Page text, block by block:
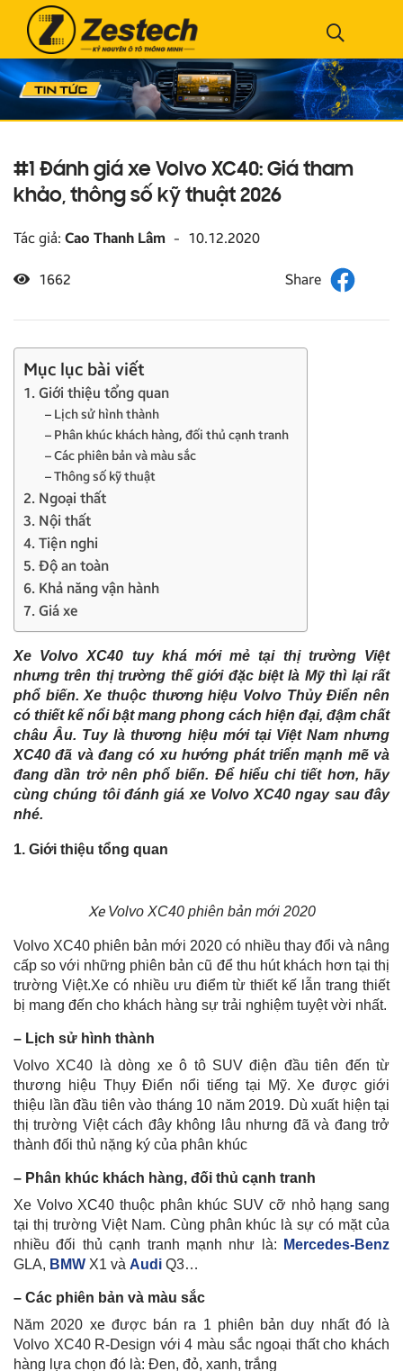
#1 Đánh giá xe Volvo XC40: Giá tham
khảo, thông số kỹ thuật 2026
Tác giả: Cao Thanh Lâm - 10.12.2020
1662
Mục lục bài viết
1. Giới thiệu tổng quan
– Lịch sử hình thành
– Phân khúc khách hàng, đối thủ cạnh tranh
– Các phiên bản và màu sắc
– Thông số kỹ thuật
2. Ngoại thất
3. Nội thất
4. Tiện nghi
5. Độ an toàn
6. Khả năng vận hành
7. Giá xe
Xe Volvo XC40 tuy khá mới mẻ tại thị trường Việt
nhưng trên thị trường thế giới đặc biệt là Mỹ thì lại rất
phổ biến. Xe thuộc thương hiệu Volvo Thủy Điển nên
có thiết kế nổi bật mang phong cách hiện đại, đậm chất
châu Âu. Tuy là thương hiệu mới tại Việt Nam nhưng
XC40 đã và đang có xu hướng phát triển mạnh mẽ và
đang dần trở nên phổ biến. Để hiểu chi tiết hơn, hãy
cùng chúng tôi đánh giá xe Volvo XC40 ngay sau đây
nhé.
1. Giới thiệu tổng quan
Xe Volvo XC40 phiên bản mới 2020
Volvo XC40 phiên bản mới 2020 có nhiều thay đổi và nâng
cấp so với những phiên bản cũ để thu hút khách hơn tại thị
trường Việt.Xe có nhiều ưu điểm từ thiết kế lẫn trang thiết
bị mang đến cho khách hàng sự trải nghiệm tuyệt vời nhất.
– Lịch sử hình thành
Volvo XC40 là dòng xe ô tô SUV điện đầu tiên đến từ
thương hiệu Thụy Điển nổi tiếng tại Mỹ. Xe được giới
thiệu lần đầu tiên vào tháng 10 năm 2019. Dù xuất hiện tại
thị trường Việt cách đây không lâu nhưng đã và đang trở
thành đối thủ nặng ký của phân khúc
– Phân khúc khách hàng, đối thủ cạnh tranh
Xe Volvo XC40 thuộc phân khúc SUV cỡ nhỏ hạng sang
tại thị trường Việt Nam. Cùng phân khúc là sự có mặt của
nhiều đối thủ cạnh tranh mạnh như là:
Mercedes-Benz
GLA, BMW X1 và Audi Q3…
– Các phiên bản và màu sắc
Năm 2020 xe được bán ra 1 phiên bản duy nhất đó là
Volvo XC40 R-Design với 4 màu sắc ngoại thất cho khách
hàng lựa chọn đó là: Đen, đỏ, xanh, trắng